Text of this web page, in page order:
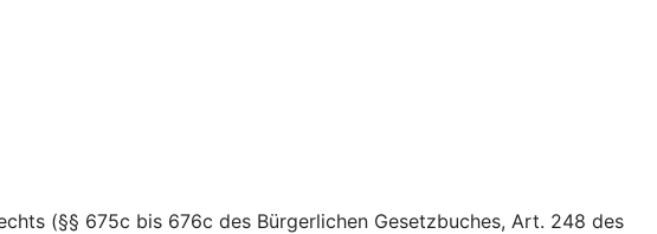
(§§ 675c bis 676c des Bürgerlichen Gesetzbuches, Art. 248 des